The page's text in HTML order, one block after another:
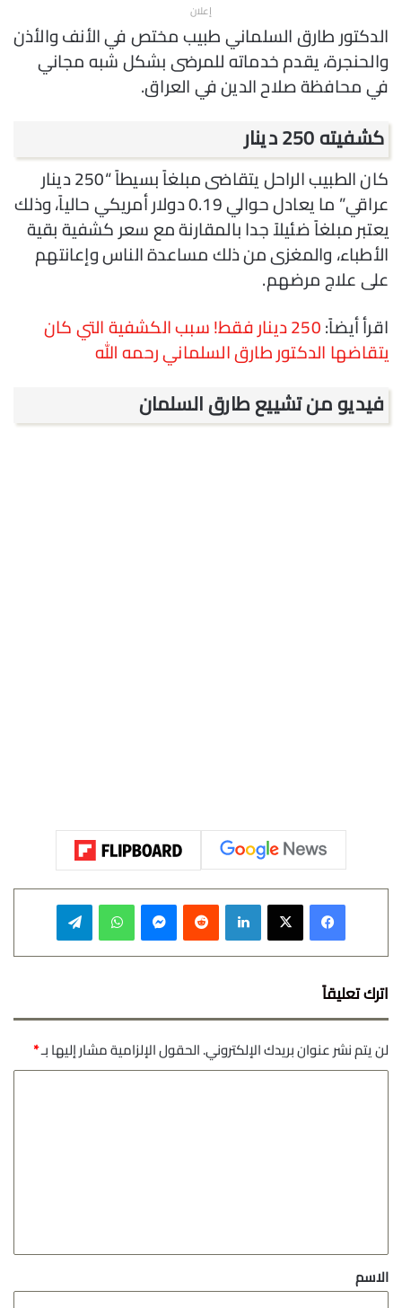
إعلان
الدكتور طارق السلماني طبيب مختص في الأنف والأذن
والحنجرة، يقدم خدماته للمرضى بشكل شبه مجاني
في محافظة صلاح الدين في العراق.
كشفيته 250 دينار
كان الطبيب الراحل يتقاضى مبلغاً بسيطاً “250 دينار
عراقي” ما يعادل حوالي 0.19 دولار أمريكي حالياً، وذلك
يعتبر مبلغاً ضئيلاً جدا بالمقارنة مع سعر كشفية بقية
الأطباء، والمغزى من ذلك مساعدة الناس وإعانتهم
على علاج مرضهم.
اقرأ أيضاً:
250 دينار فقط! سبب الكشفية التي كان
يتقاضها الدكتور طارق السلماني رحمه الله
فيديو من تشييع طارق السلمان
فيسبوك ‫X لينكدإن واتساب
اترك تعليقاً
لن يتم نشر عنوان بريدك الإلكتروني.الحقول الإلزامية مشار إليها بـ*
*
الاسم